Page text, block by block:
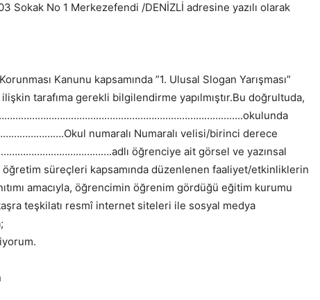
Sokak No 1 Merkezefendi /DENİZLİ adresine yazılı olarak
Kanunu kapsamında ”1. Ulusal Slogan Yarışması”
tarafıma gerekli bilgilendirme yapılmıştır.Bu doğrultuda,
……………………………………………………………………………..okulunda
numaralı Numaralı velisi/birinci derece
öğrenciye ait görsel ve yazınsal
süreçleri kapsamında düzenlenen faaliyet/etkinliklerin
amacıyla, öğrencimin öğrenim gördüğü eğitim kurumu
teşkilatı resmî internet siteleri ile sosyal medya